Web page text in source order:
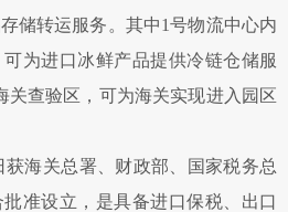
储转运服务。其中1号物流中心内
为进口冰鲜产品提供冷链仓储服
关查验区，可为海关实现进入园区
获海关总署、财政部、国家税务总
准设立，是具备进口保税、出口